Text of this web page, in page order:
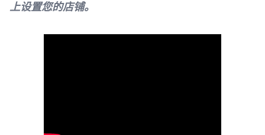
上设置您的店铺。